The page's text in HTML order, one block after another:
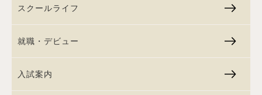
スクールライフ
就職・デビュー
入試案内